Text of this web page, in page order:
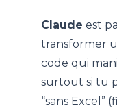
Claude est
transformer
code qui
surtout si tu
“sans Excel”